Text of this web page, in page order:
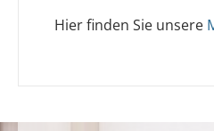
Hier finden Sie unsere